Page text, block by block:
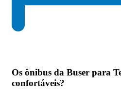
Os ônibus da Buser para
confortáveis?